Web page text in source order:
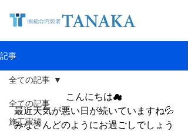
記事
全ての記事
施工実績
全ての記事
こんにちは☁
最近天気が悪い日が続いていますね💦
みなさんどのようにお過ごしでしょう